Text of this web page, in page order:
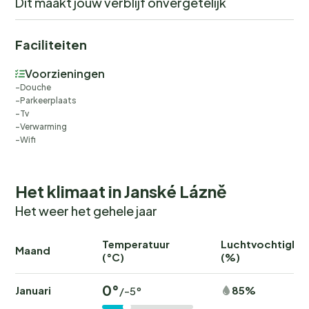
Faciliteiten
Voorzieningen
Douche
Parkeerplaats
Tv
Verwarming
Wifi
Het klimaat in Janské Lázně
Het weer het gehele jaar
Maand
Temperatuur
(°C)
(%)
Januari 0°/-5° 85%